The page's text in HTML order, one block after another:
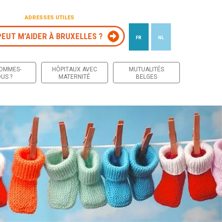
ADRESSES UTILES
M’AIDER À BRUXELLES ? FR NL
?
HÔPITAUX AVEC
MATERNITÉ
MUTUALITÉS
BELGES